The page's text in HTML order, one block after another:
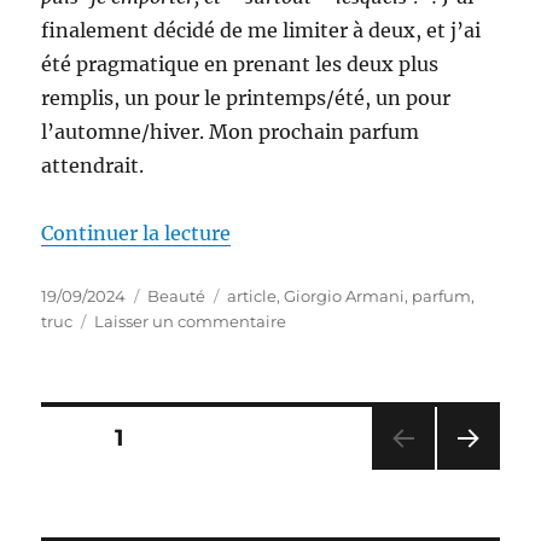
finalement décidé de me limiter à deux, et j’ai
été pragmatique en prenant les deux plus
remplis, un pour le printemps/été, un pour
l’automne/hiver. Mon prochain parfum
attendrait.
Continuer la lecture
Publié
le
19/09/2024 Catégories
Beauté Étiquettes
article,Giorgio Armani, parfum,
truc
Laisser un commentairesur
Pagination
PAGE1